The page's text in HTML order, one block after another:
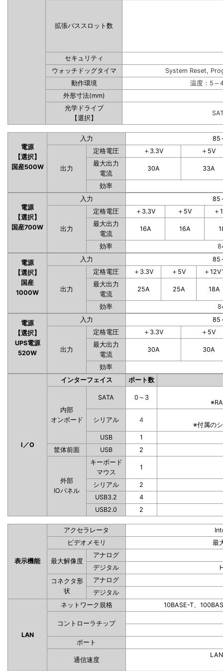
拡張バススロット数
セキュリティ
ウォッチドッグタイマ
System Reset,
動作環境
温度：5～
外形寸法(mm)
光学ドライブ
【選択】
電源
【選択】
国産500W
入力 85
出力
定格電圧 ＋3.3V
＋5V
最大出力
電流
30A 33A
効率
電源
【選択】
国産700W
入力 85
出力
定格電圧 ＋3.3V ＋5V
＋
最大出力
電流
16A 16A
効率
電源
【選択】
国産
1000W
入力 85
出力
定格電圧 ＋3.3V ＋5V
＋
最大出力
電流
25A 25A 18A
効率
電源
【選択】
UPS電源
520W
入力 85
出力
定格電圧 ＋3.3V
＋5V
最大出力
電流
30A 30A
効率
I／O
インターフェイス ポート数
内部
オンボード
SATA 0～3
シリアル 4
※付属の
USB
1
筐体前面
USB 2
外部
IOパネル
キーボード
マウス
1
シリアル
2
USB3.2
4
USB2.0
2
表示機能
アクセラレータ
ビデオメモリ
最
最大解像度
アナログ
デジタル
コネクタ形
状
アナログ
デジタル
LAN
ネットワーク規格 10BASE-T、
コントローラチップ
ポート
通信速度